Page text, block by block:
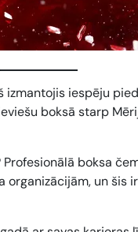
iespēju
boksā starp
boksa
un šis